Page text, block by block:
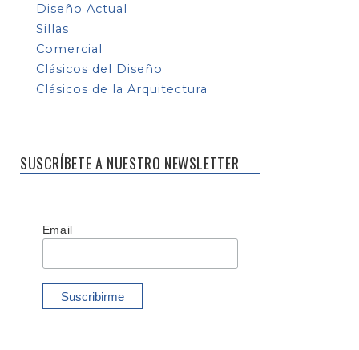
Diseño Actual
Sillas
Comercial
Clásicos del Diseño
Clásicos de la Arquitectura
SUSCRÍBETE A NUESTRO NEWSLETTER
Email